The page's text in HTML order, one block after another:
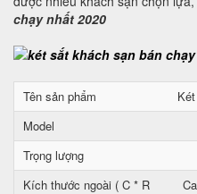
chạy nhất 2020
Tên sản phẩm
Model
Trọng lượng
Kích thước ngoài ( C * R